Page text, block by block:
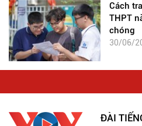
Cách
THPT
chóng
30/06/
ĐÀI